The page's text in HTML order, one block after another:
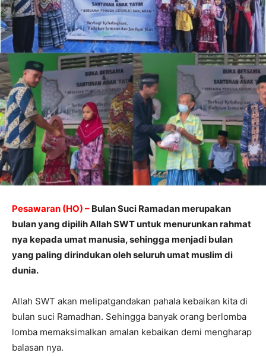
Pesawaran (HO) – Bulan Suci Ramadan merupakan
bulan yang dipilih Allah SWT untuk menurunkan rahmat
nya kepada umat manusia, sehingga menjadi bulan
yang paling dirindukan oleh seluruh umat muslim di
dunia.
Allah SWT akan melipatgandakan pahala kebaikan kita di
bulan suci Ramadhan. Sehingga banyak orang berlomba
lomba memaksimalkan amalan kebaikan demi mengharap
balasan nya.